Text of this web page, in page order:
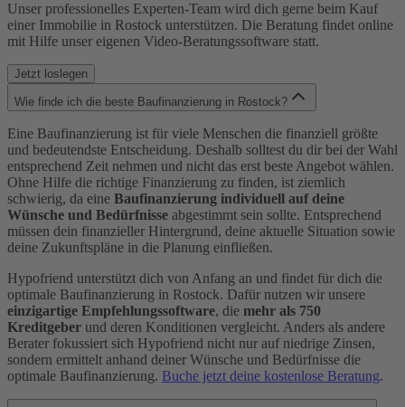
Unser professionelles Experten-Team wird dich gerne beim Kauf
einer Immobilie in Rostock unterstützen. Die Beratung findet online
mit Hilfe unser eigenen Video-Beratungssoftware statt.
Jetzt loslegen
Wie finde ich die beste Baufinanzierung in Rostock?
Eine Baufinanzierung ist für viele Menschen die finanziell größte
und bedeutendste Entscheidung. Deshalb solltest du dir bei der Wahl
entsprechend Zeit nehmen und nicht das erst beste Angebot wählen.
Ohne Hilfe die richtige Finanzierung zu finden, ist ziemlich
schwierig, da eine Baufinanzierung individuell auf deine
Wünsche und Bedürfnisse abgestimmt sein sollte. Entsprechend
müssen dein finanzieller Hintergrund, deine aktuelle Situation sowie
deine Zukunftspläne in die Planung einfließen.
Hypofriend unterstützt dich von Anfang an und findet für dich die
optimale Baufinanzierung in Rostock. Dafür nutzen wir unsere
einzigartige Empfehlungssoftware, die mehr als 750
Kreditgeber und deren Konditionen vergleicht. Anders als andere
Berater fokussiert sich Hypofriend nicht nur auf niedrige Zinsen,
sondern ermittelt anhand deiner Wünsche und Bedürfnisse die
optimale Baufinanzierung. Buche jetzt deine kostenlose Beratung.